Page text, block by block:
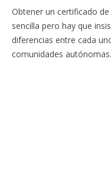
Obtener un certificado
sencilla pero hay que
diferencias entre cada
comunidades autónomas.